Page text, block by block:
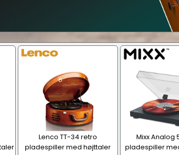
Lenco TT-34 retro
pladespiller med højttaler
Mixx Analog
pladespiller